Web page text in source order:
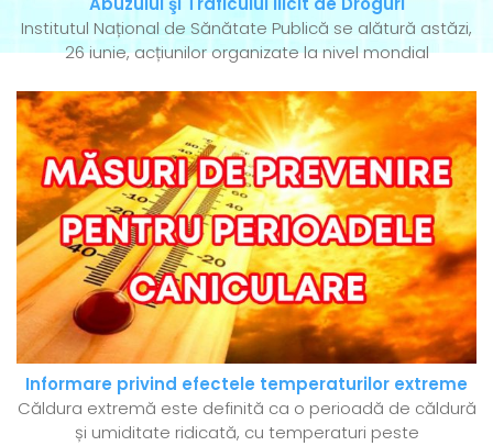
Institutul Național de Sănătate Publică se alătură astăzi,
26 iunie, acțiunilor organizate la nivel mondial
Informare privind efectele temperaturilor extreme
Căldura extremă este definită ca o perioadă de căldură
și umiditate ridicată, cu temperaturi peste